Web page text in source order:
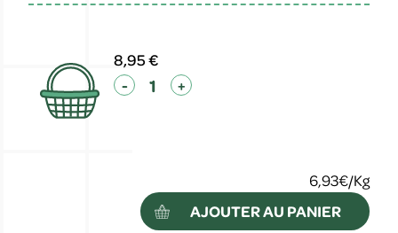
8,95 €
- +
6,93€/Kg
AJOUTER AU PANIER